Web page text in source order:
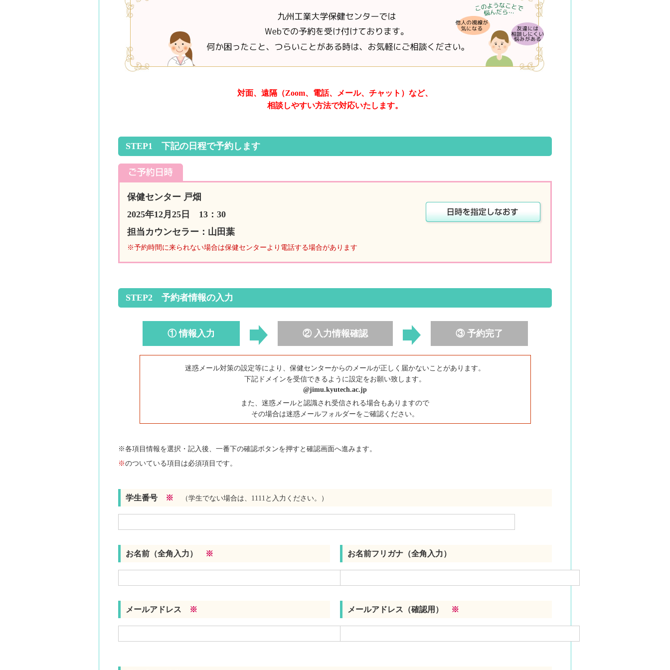
対面、遠隔（Zoom、電話、
メール、チャット）など、
相談しやすい方法で対応いたします。
STEP1 下記の日程で予約します
保健センター 戸畑
2025年12月25日 13：30
担当カウンセラー：山田葉
※予約時間に来られない場合は保健センターより電話する場合があります
STEP2 予約者情報の入力
① 情報入力 ② 入力情報確認 ③ 予約完了
迷惑メール対策の設定等により、保健センターからのメールが正しく届かないことがあります。
下記ドメインを受信できるように設定をお願い致します。
@jimu.kyutech.ac.jp
また、迷惑メールと認識され受信される場合もありますので
その場合は迷惑メールフォルダーをご確認ください。
※各項目情報を選択・記入後、一番下の確認ボタンを押すと確認画面へ進みます。
※のついている項目は必須項目です。
学生番号 ※ （学生でない場合は、1111と入力ください。）
お名前（全角入力） ※ お名前フリガナ（全角入力）
メールアドレス ※ メールアドレス（確認用） ※